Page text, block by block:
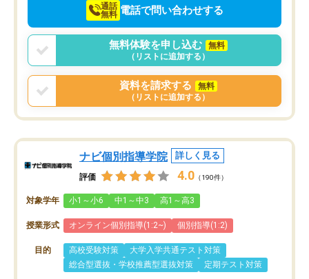
通話
無料 電話で問い合わせする
無料体験を申し込む
無料
（リストに追加する）
資料を請求する
無料
（リストに追加する）
ナビ個別指導学院 詳しく見る
評価 4.0 （190件）
対象学年 小1～小6 中1～中3 高1～高3
授業形式 オンライン個別指導(1:2~) 個別指導(1:2)
目的 高校受験対策
大学入学共通テスト対策
総合型選抜・学校推薦型選抜対策
定期テスト対策